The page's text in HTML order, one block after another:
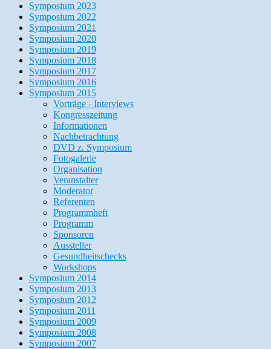
Symposium 2023
Symposium 2022
Symposium 2021
Symposium 2020
Symposium 2019
Symposium 2018
Symposium 2017
Symposium 2016
Symposium 2015
Vorträge - Interviews
Kongresszeitung
Informationen
Nachbetrachtung
DVD z. Symposium
Fotogalerie
Organisation
Veranstalter
Moderator
Referenten
Programmheft
Programm
Sponsoren
Aussteller
Gesundheitschecks
Workshops
Symposium 2014
Symposium 2013
Symposium 2012
Symposium 2011
Symposium 2009
Symposium 2008
Symposium 2007